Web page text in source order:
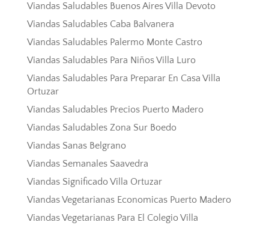
Viandas Saludables Buenos Aires Villa Devoto
Viandas Saludables Caba Balvanera
Viandas Saludables Palermo Monte Castro
Viandas Saludables Para Niños Villa Luro
Viandas Saludables Para Preparar En Casa Villa
Ortuzar
Viandas Saludables Precios Puerto Madero
Viandas Saludables Zona Sur Boedo
Viandas Sanas Belgrano
Viandas Semanales Saavedra
Viandas Significado Villa Ortuzar
Viandas Vegetarianas Economicas Puerto Madero
Viandas Vegetarianas Para El Colegio Villa